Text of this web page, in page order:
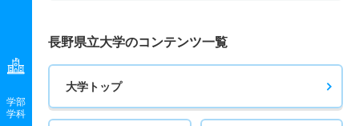
学部
学科
長野県立大学のコンテンツ一覧
大学トップ